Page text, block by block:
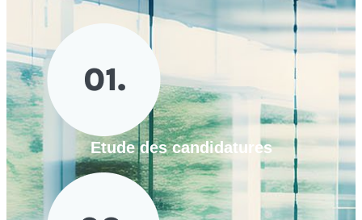
Etude des candidatures